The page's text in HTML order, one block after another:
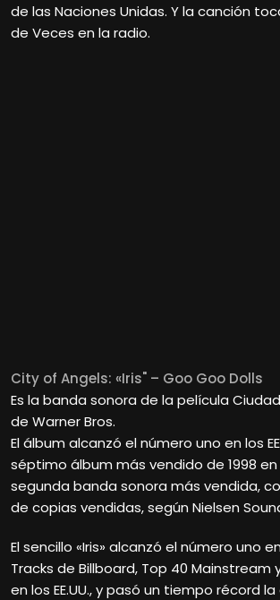
de las Naciones Unidas. Y la canción
de Veces en la radio.
City of Angels: «Iris" – Goo Goo Dolls
Es la banda sonora de la película Ciudad
de Warner Bros.
El álbum alcanzó el número uno en los
séptimo álbum más vendido de 1998 en
segunda banda sonora más vendida,
de copias vendidas, según Nielsen
El sencillo «Iris» alcanzó el número uno
Tracks de Billboard, Top 40 Mainstream
en los EE.UU., y pasó un tiempo récord